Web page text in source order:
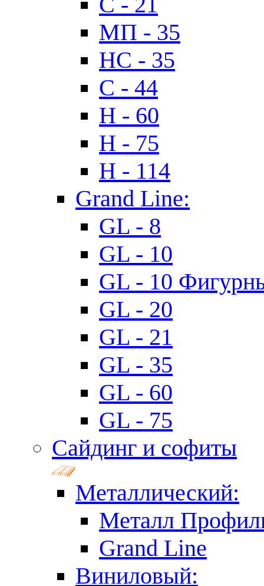
МП - 35
HC - 35
C - 44
H - 60
H - 75
H - 114
Grand Line:
GL - 8
GL - 10
GL - 10
GL - 20
GL - 21
GL - 35
GL - 60
GL - 75
Сайдинг и софиты
Металлический:
Металл
Grand Line
Виниловый: